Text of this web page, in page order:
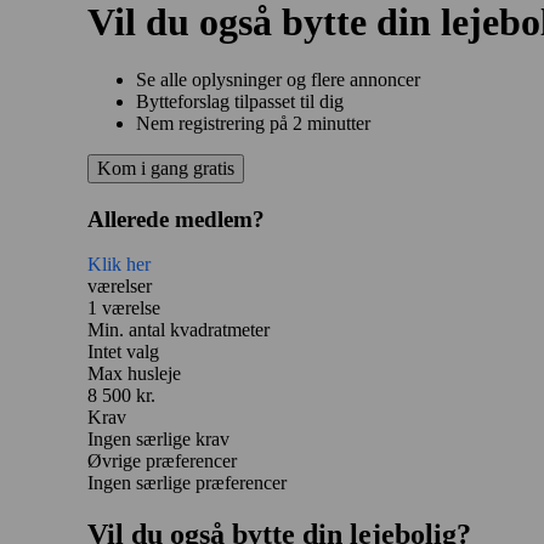
Vil du også bytte din
Se alle oplysninger og flere annoncer
Bytteforslag tilpasset til dig
Nem registrering på 2 minutter
Kom i gang gratis
Allerede medlem?
Klik her
værelser
1 værelse
Min. antal kvadratmeter
Intet valg
Max husleje
8 500 kr.
Krav
Ingen særlige krav
Øvrige præferencer
Ingen særlige præferencer
Vil du også bytte din lejebolig?